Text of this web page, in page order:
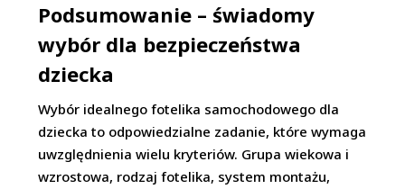
Podsumowanie – świadomy
wybór dla bezpieczeństwa
dziecka
Wybór idealnego fotelika samochodowego dla
dziecka to odpowiedzialne zadanie, które wymaga
uwzględnienia wielu kryteriów. Grupa wiekowa i
wzrostowa, rodzaj fotelika, system montażu,